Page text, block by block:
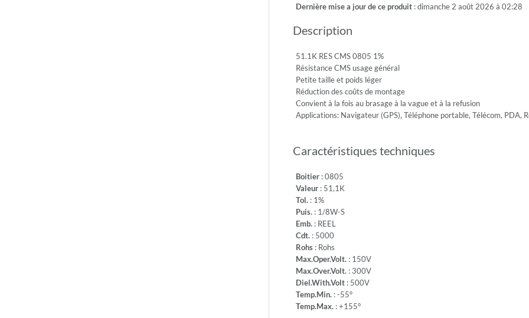
Rohs:
Dernière mise a jour de ce produit : dimanche 2 août 2026 à 02:28
Description
51.1K RES CMS 0805 1%
Résistance CMS usage général
Petite taille et poids léger
Réduction des coûts de montage
Convient à la fois au brasage à la vague et à la refusion
Applications: Navigateur (GPS), Téléphone portable, Télécom, PDA,
Caractéristiques techniques
Boitier : 0805
Valeur : 51,1K
Tol. : 1%
Puis. : 1/8W-S
Emb. : REEL
Cdt. : 5000
Rohs : Rohs
Max.Oper.Volt. : 150V
Max.Over.Volt. : 300V
Diel.With.Volt : 500V
Temp.Min. : -55°
Temp.Max. : +155°